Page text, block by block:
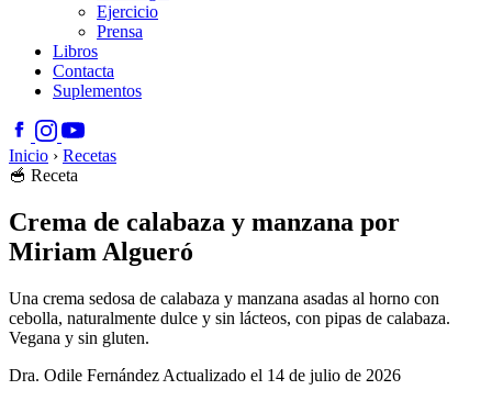
Ejercicio
Prensa
Libros
Contacta
Suplementos
Inicio › Recetas
🥣 Receta
Crema de calabaza y manzana por
Miriam Algueró
Una crema sedosa de calabaza y manzana asadas al horno con
cebolla, naturalmente dulce y sin lácteos, con pipas de calabaza.
Vegana y sin gluten.
Dra. Odile Fernández Actualizado el 14 de julio de 2026